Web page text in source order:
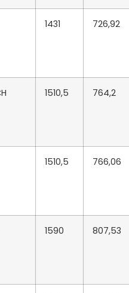
1431 726,92
1510,5 764,2
1510,5 766,06
1590 807,53